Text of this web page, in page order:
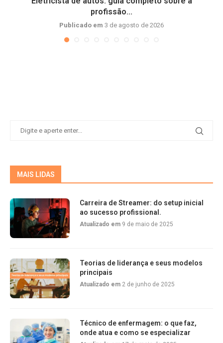
profissão...
Publicado em 3 de agosto de 2026
MAIS LIDAS
Carreira de Streamer: do setup inicial
ao sucesso profissional.
Atualizado em 9 de maio de 2025
Teorias de liderança e seus modelos
principais
Atualizado em 2 de junho de 2025
Técnico de enfermagem: o que faz,
onde atua e como se especializar